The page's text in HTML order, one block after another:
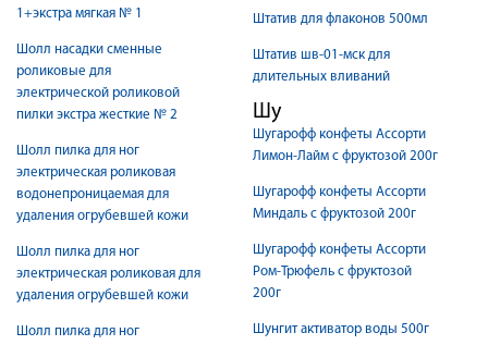
1+экстра мягкая № 1
Шолл насадки сменные
роликовые для
электрической роликовой
пилки экстра жесткие № 2
Шолл пилка для ног
электрическая роликовая
водонепроницаемая для
удаления огрубевшей кожи
Шолл пилка для ног
электрическая роликовая для
удаления огрубевшей кожи
Шолл пилка для ног
Штатив для флаконов 500мл
Штатив шв-01-мск для
длительных вливаний
Шу
Шугарофф конфеты Ассорти
Лимон-Лайм с фруктозой 200г
Шугарофф конфеты Ассорти
Миндаль с фруктозой 200г
Шугарофф конфеты Ассорти
Ром-Трюфель с фруктозой
200г
Шунгит активатор воды 500г